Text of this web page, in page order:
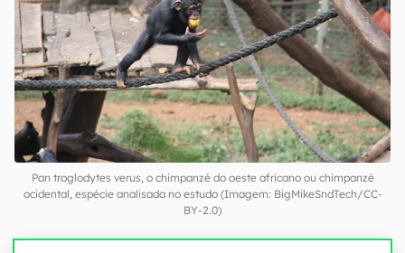
Pan troglodytes verus, o chimpanzé do oeste africano ou chimpanzé
ocidental, espécie analisada no estudo (Imagem: BigMikeSndTech/CC-
BY-2.0)